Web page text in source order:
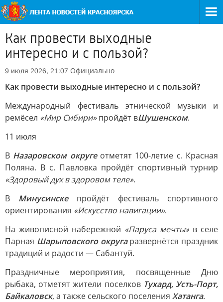
Как провести выходные
интересно и с пользой?
9 июля 2026, 21:07 Официально
Как провести выходные интересно и с пользой?
Международный фестиваль этнической музыки и
ремёсел «Мир Сибири»пройдёт вШушенском.
11 июля
В Назаровском округеотметят 100-летие с. Красная
Поляна. В с. Павловка пройдёт спортивный турнир
«Здоровый дух в здоровом теле».
В Минусинскепройдёт фестиваль спортивного
ориентирования «Искусство навигации».
На живописной набережной «Паруса мечты»в селе
Парная Шарыповского округаразвернётся праздник
традиций и радости — Сабантуй.
Праздничные мероприятия, посвященные Дню
рыбака, отметят жители поселков Тухард, Усть-Порт,
Байкаловск, а также сельского поселения Хатанга.